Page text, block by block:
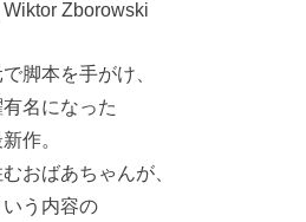
Zborowski
脚本を手がけ、
名になった
作。
おばあちゃんが、
う内容の